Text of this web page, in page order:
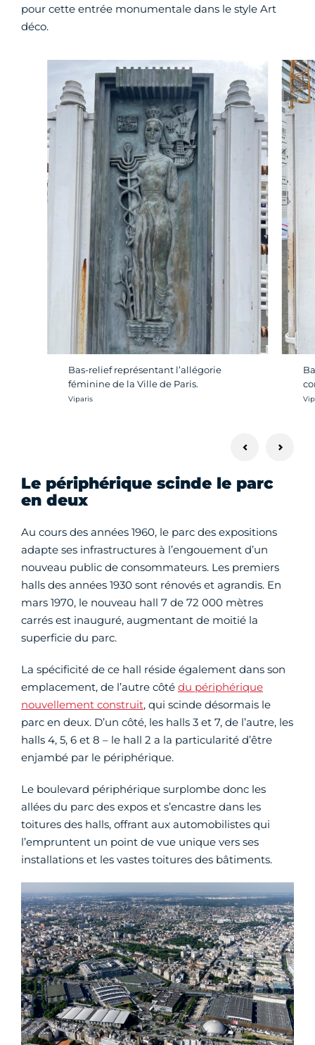
pour cette entrée monumentale dans le style Art
déco.
Bas-relief représentant l’allégorie
féminine de la Ville de Paris.
Crédit photo :
Viparis
Le périphérique scinde le parc
en deux
Au cours des années 1960, le parc des expositions
adapte ses infrastructures à l’engouement d’un
nouveau public de consommateurs. Les premiers
halls des années 1930 sont rénovés et agrandis. En
mars 1970, le nouveau hall 7 de 72 000 mètres
carrés est inauguré, augmentant de moitié la
superficie du parc.
La spécificité de ce hall réside également dans son
emplacement, de l’autre côté du périphérique
nouvellement construit, qui scinde désormais le
parc en deux. D’un côté, les halls 3 et 7, de l’autre, les
halls 4, 5, 6 et 8 – le hall 2 a la particularité d’être
enjambé par le périphérique.
Le boulevard périphérique surplombe donc les
allées du parc des expos et s’encastre dans les
toitures des halls, offrant aux automobilistes qui
l’empruntent un point de vue unique vers ses
installations et les vastes toitures des bâtiments.